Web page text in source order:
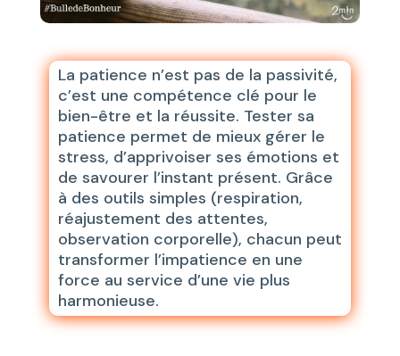
La patience n’est pas de la passivité,
c’est une compétence clé pour le
bien-être et la réussite. Tester sa
patience permet de mieux gérer le
stress, d’apprivoiser ses émotions et
de savourer l’instant présent. Grâce
à des outils simples (respiration,
réajustement des attentes,
observation corporelle), chacun peut
transformer l’impatience en une
force au service d’une vie plus
harmonieuse.